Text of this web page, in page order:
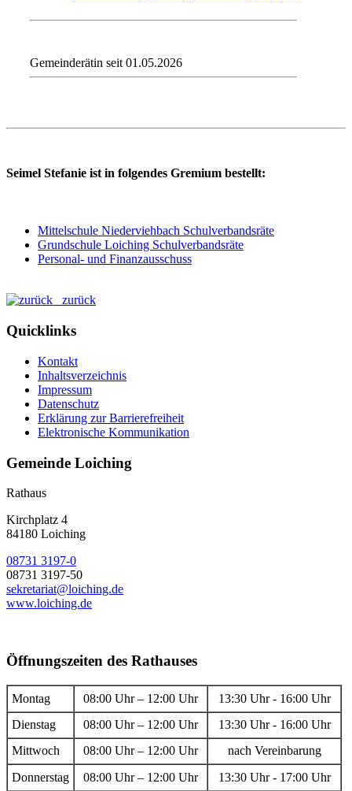
Gemeinderätin seit 01.05.2026
Seimel Stefanie ist in folgendes Gremium bestellt:
Mittelschule Niederviehbach Schulverbandsräte
Grundschule Loiching Schulverbandsräte
Personal- und Finanzausschuss
zurück
Quicklinks
Kontakt
Inhaltsverzeichnis
Impressum
Datenschutz
Erklärung zur Barrierefreiheit
Elektronische Kommunikation
Gemeinde Loiching
Rathaus
Kirchplatz 4
84180 Loiching
08731 3197-0
08731 3197-50
sekretariat@loiching.de
www.loiching.de
Öffnungszeiten des Rathauses
Montag 08:00 Uhr – 12:00 Uhr
13:30 Uhr - 16:00 Uhr
Dienstag
08:00 Uhr – 12:00 Uhr
13:30 Uhr - 16:00 Uhr
Mittwoch
08:00 Uhr – 12:00 Uhr
nach Vereinbarung
Donnerstag
08:00 Uhr – 12:00 Uhr 13:30 Uhr - 17:00 Uhr